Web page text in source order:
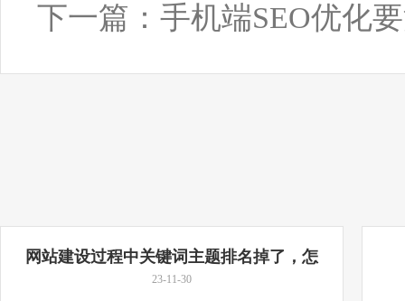
下一篇： 手机端SEO优化
网站建设过程中关键词主题排名掉了，怎
么办？
23-11-30